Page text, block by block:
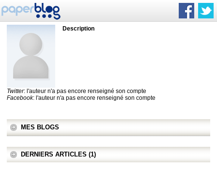
Description
Twitter: l'auteur n'a pas encore renseigné son compte
Facebook: l'auteur n'a pas encore renseigné son compte
MES BLOGS
DERNIERS ARTICLES (1)